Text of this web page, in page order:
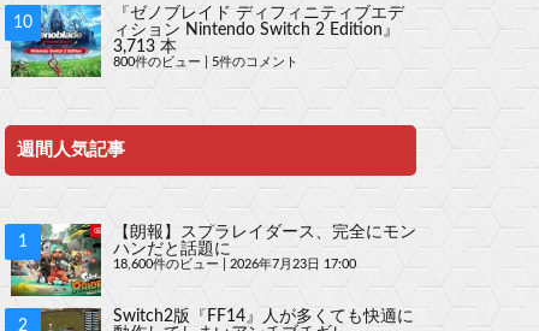
『ゼノブレイド ディフィニティブエデ
ィション Nintendo Switch 2 Edition』
3,713 本
800件のビュー 5件のコメント
週間人気記事
【朗報】スプラレイダース、完全にモン
ハンだと話題に
18,600件のビュー 2026年7月23日 17:00
Switch2版『FF14』人が多くても快適に